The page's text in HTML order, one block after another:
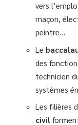
vers
maçon,
peintre…
Le
des
technicien
systèmes
Les filières
civil